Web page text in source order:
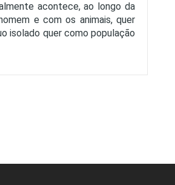
acontece, ao longo da
e com os animais, quer
isolado quer como população